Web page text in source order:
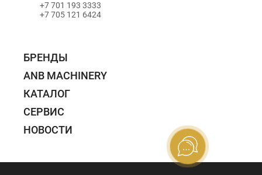
+7 701 193 3333
+7 705 121 6424
БРЕНДЫ
ANB MACHINERY
КАТАЛОГ
СЕРВИС
НОВОСТИ